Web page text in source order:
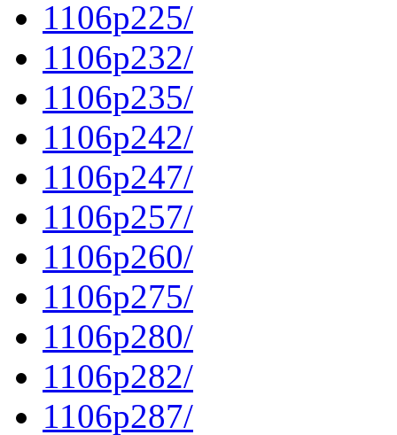
1106p225/
1106p232/
1106p235/
1106p242/
1106p247/
1106p257/
1106p260/
1106p275/
1106p280/
1106p282/
1106p287/